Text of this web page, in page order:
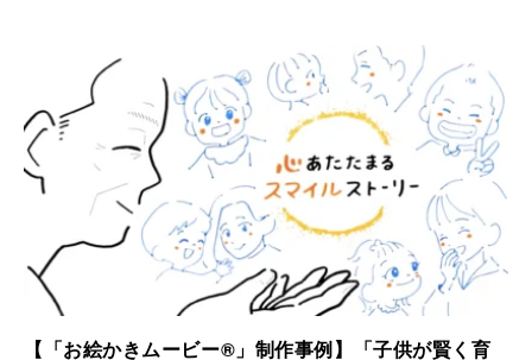
そこで本作品では、「子どもの湿疹」「夫のアレルギー」とい
う、多くの子育て世代が共感しやすい悩みを入口に設定しまし
た。
そして、家づくりを通して健康や暮らしが変化していく過程を
追体験していただくことで、
「空気の質」「見えない部分の素材」「長く快適に暮らせる家
づくり」の大切さを、感情とともに自然に理解していただける
構成になっています。
【「お絵かきムービー®」制作事例】「子供が賢く育